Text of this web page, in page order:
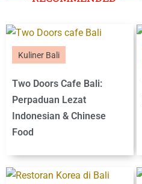
Kuliner Bali
Two Doors Cafe Bali:
Perpaduan Lezat
Indonesian & Chinese
Food